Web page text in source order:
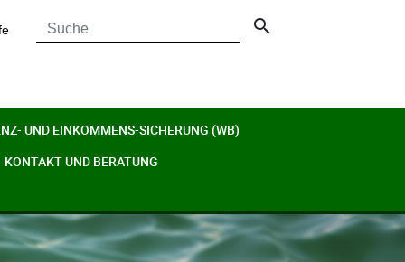
search
UND EINKOMMENS-SICHERUNG (WB)
KONTAKT UND BERATUNG